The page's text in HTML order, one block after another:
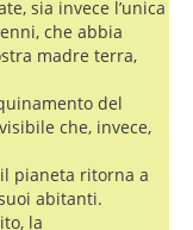
sia invece l’unica
che abbia
madre terra,
del
che, invece,
pianeta ritorna a
abitanti.
la